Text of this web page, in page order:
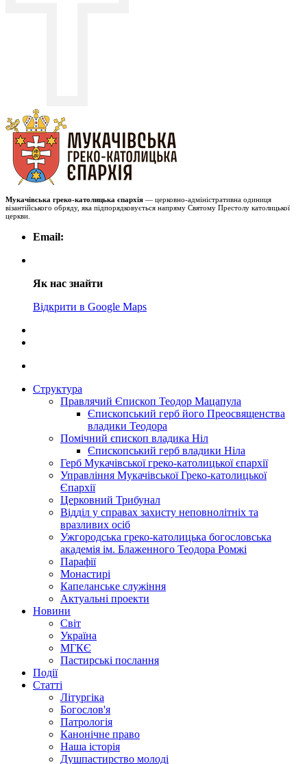
Мукачівська греко-католицька єпархія — церковно-адміністративна одиниця
візантійського обряду, яка підпорядковується напряму Святому Престолу католицької
церкви.
Email:
Як нас знайти
Відкрити в Google Maps
Структура
Правлячий Єпископ Теодор Мацапула
Єпископський герб його Преосвященства
владики Теодора
Помічний єпископ владика Ніл
Єпископський герб владики Ніла
Герб Мукачівської греко-католицької єпархії
Управління Мукачівської Греко-католицької
Єпархії
Церковний Трибунал
Відділ у справах захисту неповнолітніх та
вразливих осіб
Ужгородська греко-католицька богословська
академія ім. Блаженного Теодора Ромжі
Парафії
Монастирі
Капеланське служіння
Актуальні проекти
Новини
Світ
Україна
МГКЄ
Пастирські послання
Події
Статті
Літургіка
Богослов'я
Патрологія
Канонічне право
Наша історія
Душпастирство молоді